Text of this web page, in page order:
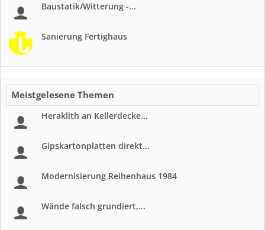
Baustatik/Witterung -...
Sanierung Fertighaus
Meistgelesene Themen
Heraklith an Kellerdecke...
Gipskartonplatten direkt...
Modernisierung Reihenhaus 1984
Wände falsch grundiert,...